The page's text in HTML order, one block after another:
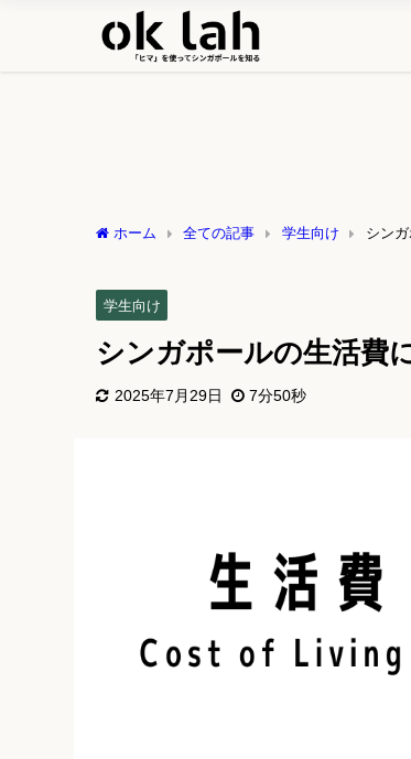
ホーム 全ての記事 学生向け シン
学生向け
シンガポールの生活費
2025年7月29日 7分50秒